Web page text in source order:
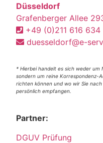
Düsseldorf
Grafenberger Allee
+49 (0)211 616 634
duesseldorf@e-
* Hierbei handelt es sich weder um
sondern um reine Korrespondenz-
richten können und wo wir Sie
persönlich empfangen.
Partner:
DGUV Prüfung